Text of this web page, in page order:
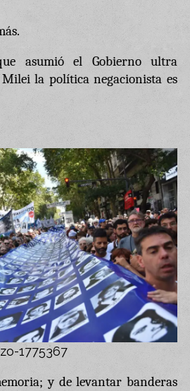
asumió el Gobierno ultra
la política negacionista es
1775367
y de levantar banderas